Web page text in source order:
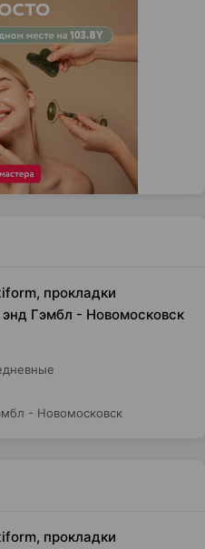
прокладки
Гэмбл - Новомосковск
- Новомосковск
прокладки